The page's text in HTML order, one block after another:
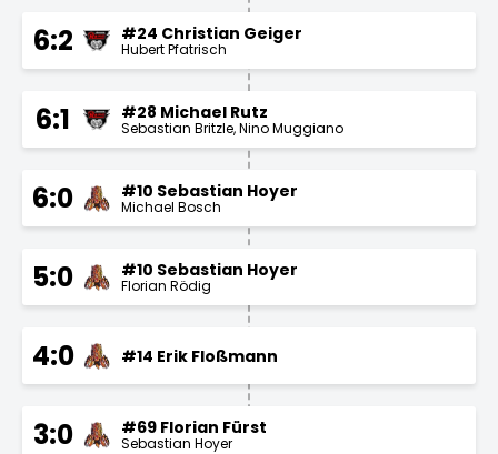
6:2 #24 Christian Geiger
Hubert Pfatrisch
6:1 #28 Michael Rutz
Sebastian Britzle Nino Muggiano
6:0 #10 Sebastian Hoyer
Michael Bosch
5:0 #10 Sebastian Hoyer
Florian Rödig
4:0 #14 Erik Floßmann
3:0 #69 Florian Fürst
Sebastian Hoyer